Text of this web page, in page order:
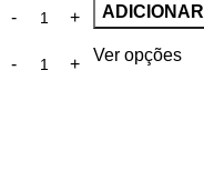
ADICIONAR
Ver opções